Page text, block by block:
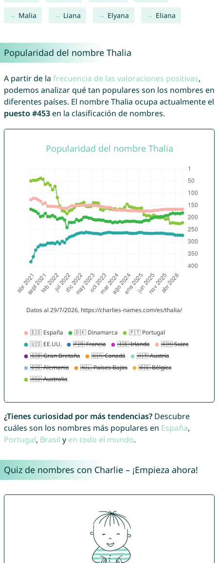
Malia Liana Elyana Eliana
Popularidad del nombre Thalia
A partir de la frecuencia de las valoraciones positivas,
podemos analizar qué tan populares son los nombres en
diferentes países. El nombre Thalia ocupa actualmente el
puesto #453en la clasificación de nombres.
¿Tienes curiosidad por más tendencias?Descubre
cuáles son los nombres más populares en España,
Portugal, Brasil y en todo el mundo.
Quiz de nombres con Charlie – ¡Empieza ahora!